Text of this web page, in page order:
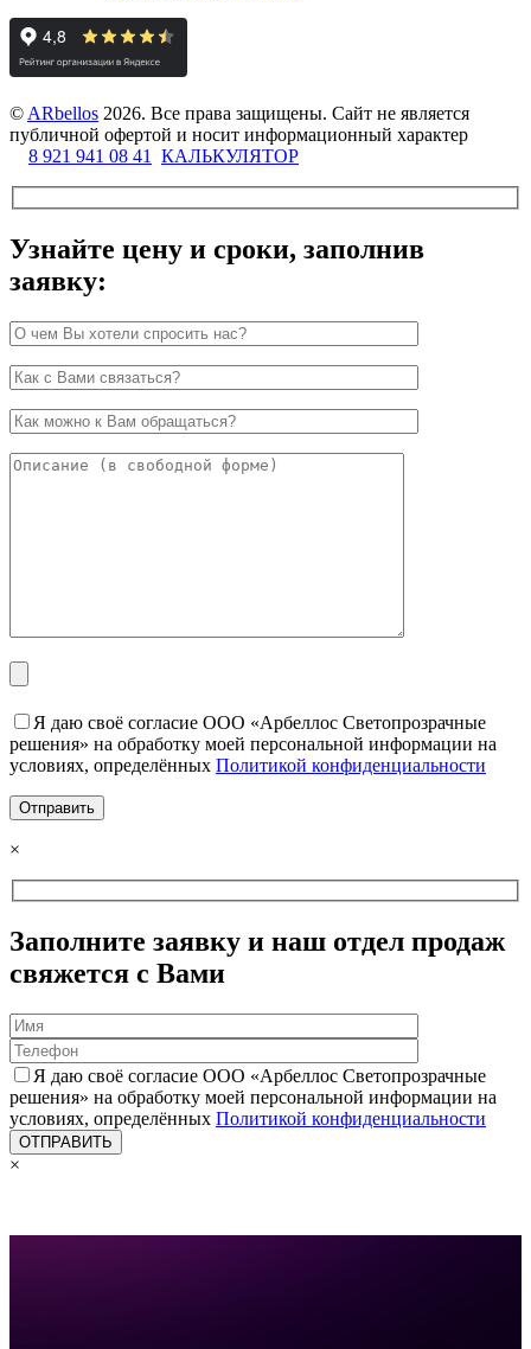
©ARbellos 2026. Все права защищены. Сайт не является
публичной офертой и носит информационный характер
8 921 941 08 41 КАЛЬКУЛЯТОР
Узнайте цену и сроки, заполнив
заявку:
Я даю своё согласие ООО «Арбеллос Светопрозрачные
решения» на обработку моей персональной информации на
условиях, определённых Политикой конфиденциальности
×
Заполните заявку и наш отдел продаж
свяжется с Вами
Я даю своё согласие ООО «Арбеллос Светопрозрачные
решения» на обработку моей персональной информации на
условиях, определённых Политикой конфиденциальности
×